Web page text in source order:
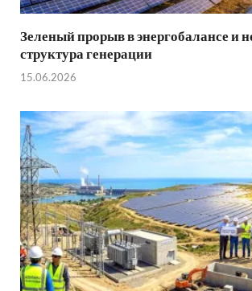
Зеленый прорыв в энергобалансе и
структура генерации
15.06.2026